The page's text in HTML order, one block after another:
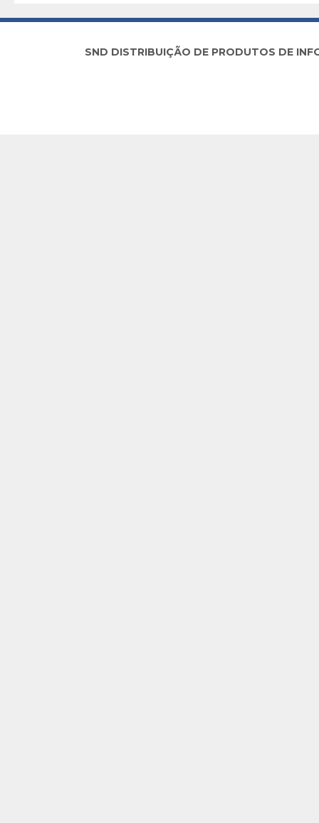
SND DISTRIBUIÇÃO DE PRODUTOS DE